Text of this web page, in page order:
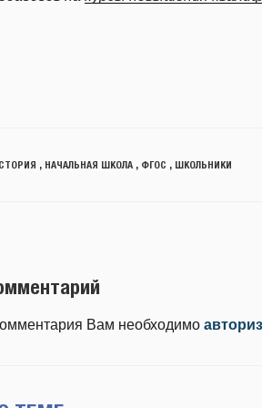
, НАЧАЛЬНАЯ ШКОЛА, ФГОС , ШКОЛЬНИКИ
Вам необходимо